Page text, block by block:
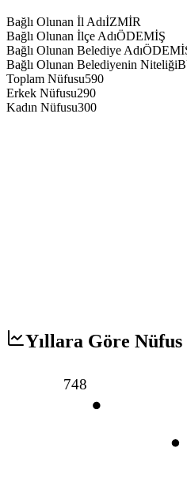
Bağlı Olunan İl AdıİZMİR
Bağlı Olunan İlçe AdıÖDEMİŞ
Bağlı Olunan Belediye Adı
Bağlı Olunan Belediyenin Niteliği
Toplam Nüfusu590
Erkek Nüfusu290
Kadın Nüfusu300
Yıllara Göre Nüfus
748